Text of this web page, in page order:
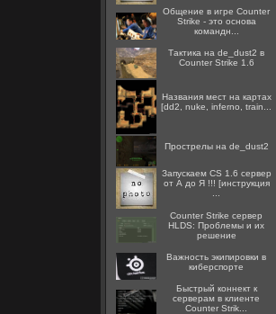
Общение в игре Counter
Strike - это основа
командн...
Тактика на de_dust2 в
Counter Strike 1.6
Названия мест на картах
[dd2, nuke, inferno, train...
Прострелы на de_dust2
Запускаем CS 1.6 сервер
от А до Я !!! [инструкция
Counter Strike сервер
HLDS: Проблемы и их
решение
Важность экипировки в
киберспорте
Быстрый коннект к
серверам в клиенте
Counter Strik...